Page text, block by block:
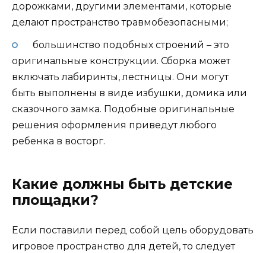
дорожками, другими элементами, которые
делают пространство травмобезопасными;
большинство подобных строений – это
оригинальные конструкции. Сборка может
включать лабиринты, лестницы. Они могут
быть выполнены в виде избушки, домика или
сказочного замка. Подобные оригинальные
решения оформления приведут любого
ребенка в восторг.
Какие должны быть детские
площадки?
Если поставили перед собой цель оборудовать
игровое пространство для детей, то следует